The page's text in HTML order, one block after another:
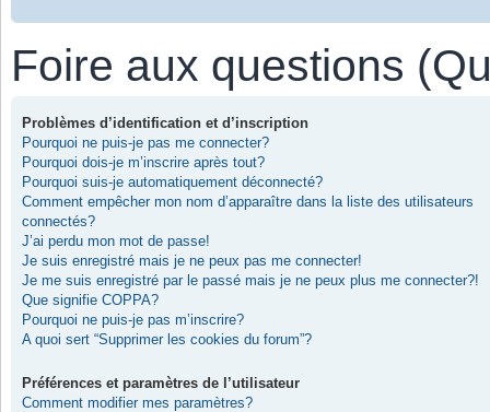
Foire aux questions
Problèmes d’identification et d’inscription
Pourquoi ne puis-je pas me connecter?
Pourquoi dois-je m’inscrire après tout?
Pourquoi suis-je automatiquement déconnecté?
Comment empêcher mon nom d’apparaître dans la liste des utilisateurs
connectés?
J’ai perdu mon mot de passe!
Je suis enregistré mais je ne peux pas me connecter!
Je me suis enregistré par le passé mais je ne peux plus me connecter?!
Que signifie COPPA?
Pourquoi ne puis-je pas m’inscrire?
A quoi sert “Supprimer les cookies du forum”?
Préférences et paramètres de l’utilisateur
Comment modifier mes paramètres?